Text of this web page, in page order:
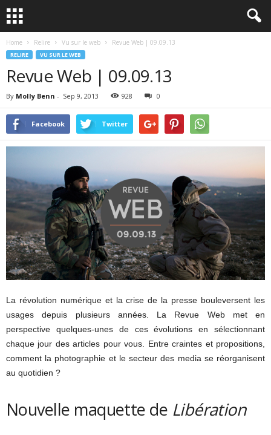
Home Relire Vu sur le web Revue Web | 09.09.13
RELIRE VU SUR LE WEB
Revue Web | 09.09.13
By Molly Benn - Sep 9, 2013 928 0
Facebook Twitter
La révolution numérique et la crise de la presse bouleversent les
usages depuis plusieurs années. La Revue Web met en
perspective quelques-unes de ces évolutions en sélectionnant
chaque jour des articles pour vous. Entre craintes et propositions,
comment la photographie et le secteur des media se réorganisent
au quotidien ?
Nouvelle maquette de Libération